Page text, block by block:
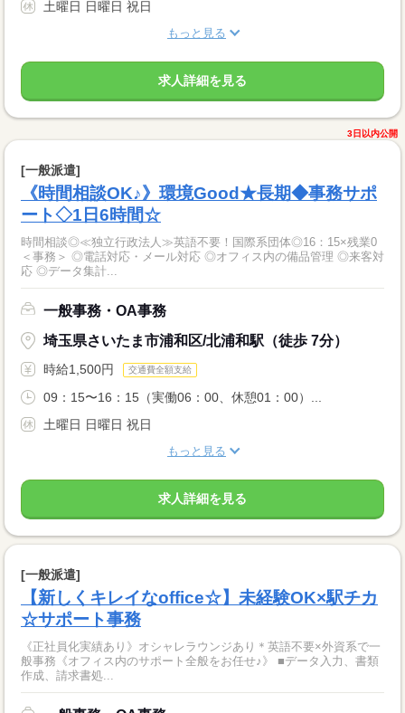
土曜日 日曜日 祝日
もっと見る
求人詳細を見る
3日以内公開
[一般派遣]
《時間相談OK♪》環境Good★長期◆事務サポ
ート◇1日6時間☆
時間相談◎≪独立行政法人≫英語不要！国際系団体◎16：15×残業0
＜事務＞ ◎電話対応・メール対応 ◎オフィス内の備品管理 ◎来客対
応 ◎データ集計...
一般事務・OA事務
埼玉県さいたま市浦和区/北浦和駅（徒歩 7分）
時給1,500円 交通費全額支給
09：15〜16：15（実働06：00、休憩01：00）...
土曜日 日曜日 祝日
もっと見る
求人詳細を見る
[一般派遣]
【新しくキレイなoffice☆】未経験OK×駅チカ
☆サポート事務
《正社員化実績あり》オシャレラウンジあり＊英語不要×外資系で一
般事務《オフィス内のサポート全般をお任せ♪》 ■データ入力、書類
作成、請求書処...